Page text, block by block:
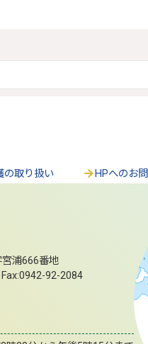
の取り扱い HPへのお
浦666番地
92-2084